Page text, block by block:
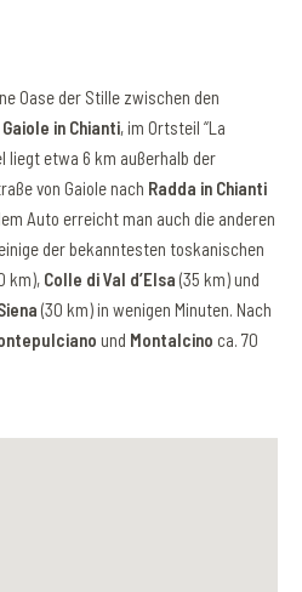
Oase der Stille zwischen den
Gaiole in Chianti, im Ortsteil “La
liegt etwa 6 km außerhalb der
von Gaiole nach Radda in Chianti
Auto erreicht man auch die anderen
der bekanntesten toskanischen
km), Colle di Val d’Elsa (35 km) und
(30 km) in wenigen Minuten. Nach
und Montalcino ca. 70